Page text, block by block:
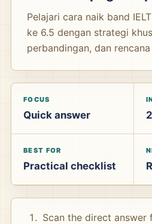
Pelajari cara naik band
ke 6.5 dengan strategi
perbandingan, dan
FOCUS
Quick answer
BEST FOR
Practical checklist
Scan the direct answer